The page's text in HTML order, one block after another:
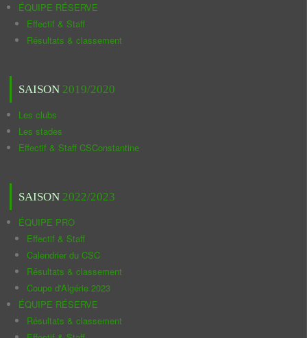
ÉQUIPE RÉSERVE
Effectif & Staff
Résultats & classement
SAISON 2019/2020
Les clubs
Les stades
Effectif & Staff CSConstantine
SAISON 2022/2023
ÉQUIPE PRO
Effectif & Staff
Calendrier du CSC
Résultats & classement
Coupe d'Algérie 2023
ÉQUIPE RÉSERVE
Résultats & classement